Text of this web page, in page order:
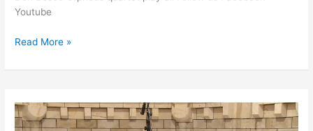
Youtube
Read More »
Albinoni:
Adagio